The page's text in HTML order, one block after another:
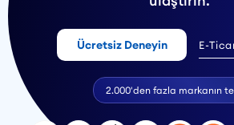
Ücretsiz Deneyin E-
2.000'den fazla markanın